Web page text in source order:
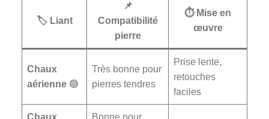
🏷️ Liant
📌
Compatibilité
pierre
⏱️ Mise en
œuvre
Chaux
aérienne 🟢
Très bonne pour
pierres tendres
Prise lente,
retouches
faciles
Chaux
Bonne pour